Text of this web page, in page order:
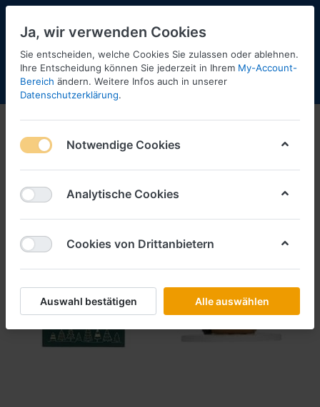
Menü Anmelden Shopaktualisierung
Ja, wir verwenden Cookies
Sie entscheiden, welche Cookies Sie zulassen oder ablehnen.
Ihre Entscheidung können Sie jederzeit in Ihrem My-Account-
Bereich ändern. Weitere Infos auch in unserer
Datenschutzerklärung.
Notwendige Cookies
Analytische Cookies
Cookies von Drittanbietern
Auswahl bestätigen Alle auswählen